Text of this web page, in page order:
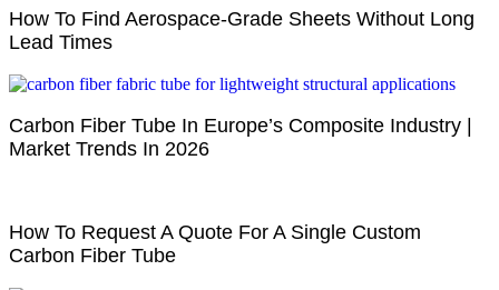
How To Find Aerospace-Grade Sheets Without Long
Lead Times
Carbon Fiber Tube In Europe’s Composite Industry |
Market Trends In 2026
How To Request A Quote For A Single Custom
Carbon Fiber Tube